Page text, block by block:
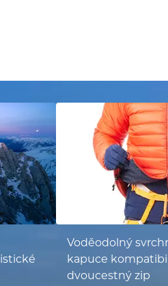
Voděodolný
kapuce
dvoucestný zip